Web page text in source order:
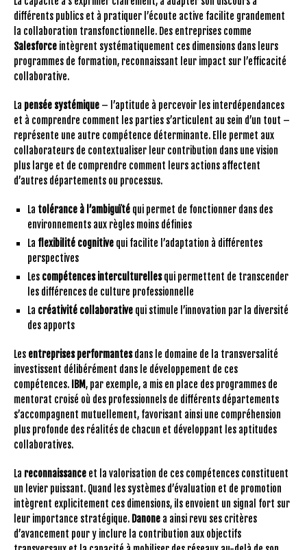
différents publics et à pratiquer l’écoute active facilite grandement
la collaboration transfonctionnelle. Des entreprises comme
Salesforce intègrent systématiquement ces dimensions dans leurs
programmes de formation, reconnaissant leur impact sur l’efficacité
collaborative.
La pensée systémique – l’aptitude à percevoir les interdépendances
et à comprendre comment les parties s’articulent au sein d’un tout –
représente une autre compétence déterminante. Elle permet aux
collaborateurs de contextualiser leur contribution dans une vision
plus large et de comprendre comment leurs actions affectent
d’autres départements ou processus.
La tolérance à l’ambiguïté qui permet de fonctionner dans des
environnements aux règles moins définies
La flexibilité cognitive qui facilite l’adaptation à différentes
perspectives
Les compétences interculturellesqui permettent de transcender
les différences de culture professionnelle
La créativité collaborative qui stimule l’innovation par la diversité
des apports
Les entreprises performantesdans le domaine de la transversalité
investissent délibérément dans le développement de ces
compétences. IBM, par exemple, a mis en place des programmes de
mentorat croisé où des professionnels de différents départements
s’accompagnent mutuellement, favorisant ainsi une compréhension
plus profonde des réalités de chacun et développant les aptitudes
collaboratives.
La reconnaissance et la valorisation de ces compétences constituent
un levier puissant. Quand les systèmes d’évaluation et de promotion
intègrent explicitement ces dimensions, ils envoient un signal fort sur
leur importance stratégique. Danone a ainsi revu ses critères
d’avancement pour y inclure la contribution aux objectifs